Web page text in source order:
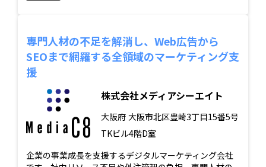
専門人材の不足を解消し、Web広告から
SEOまで網羅する全領域のマーケティング支
援
株式会社メディアシーエイト
大阪府 大阪市北区豊崎3丁目15番5号
TKビル4階D室
企業の事業成長を支援するデジタルマーケティング会社